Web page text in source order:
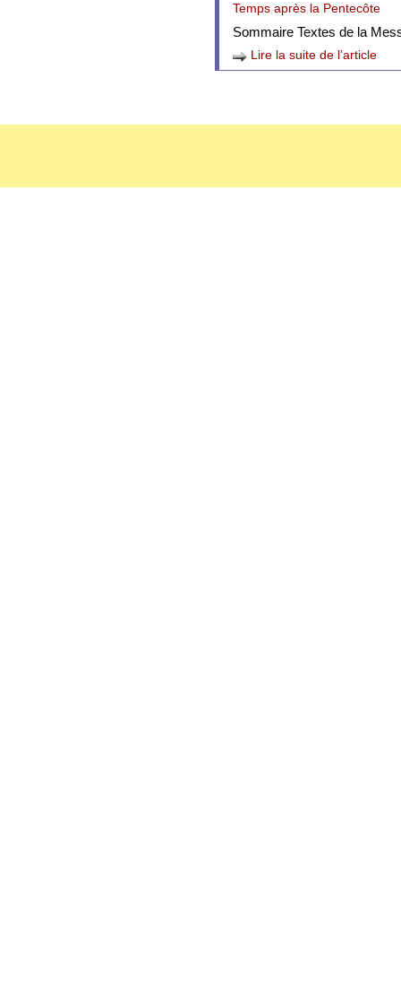
Temps après la Pentecôte
Sommaire Textes de la
Lire la suite de l’article